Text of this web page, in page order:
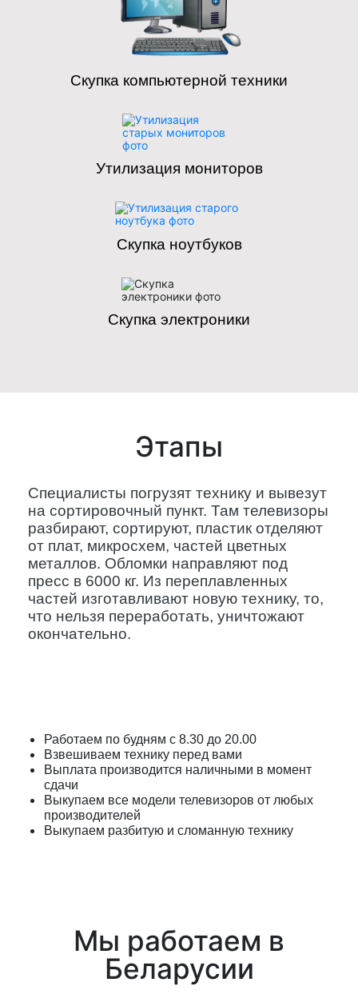
Скупка компьютерной техники
Утилизация мониторов
Скупка ноутбуков
Скупка электроники
Этапы
Специалисты погрузят технику и вывезут
на сортировочный пункт. Там телевизоры
разбирают, сортируют, пластик отделяют
от плат, микросхем, частей цветных
металлов. Обломки направляют под
пресс в 6000 кг. Из переплавленных
частей изготавливают новую технику, то,
что нельзя переработать, уничтожают
окончательно.
Работаем по будням с 8.30 до 20.00
Взвешиваем технику перед вами
Выплата производится наличными в момент
сдачи
Выкупаем все модели телевизоров от любых
производителей
Выкупаем разбитую и сломанную технику
Мы работаем в
Беларусии